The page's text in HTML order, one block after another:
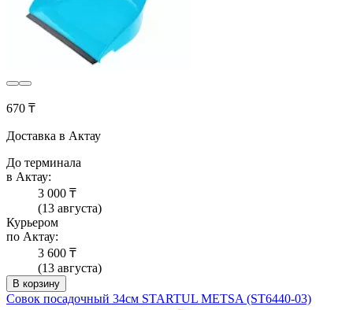
670 ₸
Доставка в Актау
До терминала
в Актау:
3 000 ₸
(13 августа)
Курьером
по Актау:
3 600 ₸
(13 августа)
В корзину
Совок посадочный 34см STARTUL METSA (ST6440-03)